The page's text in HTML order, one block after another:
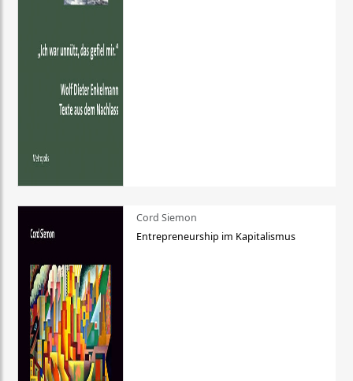
Cord Siemon
Entrepreneurship im Kapitalismus